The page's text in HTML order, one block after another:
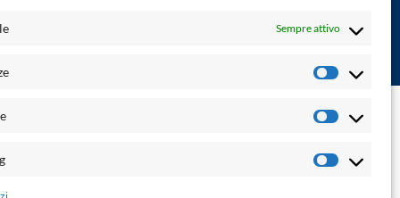
Sempre attivo
di accessibilità